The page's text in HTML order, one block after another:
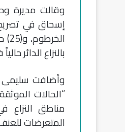
وقالت مديرة
بالنزاع الدائر
وأضافت سليمى
“الحالات
مناطق
المتعرضات